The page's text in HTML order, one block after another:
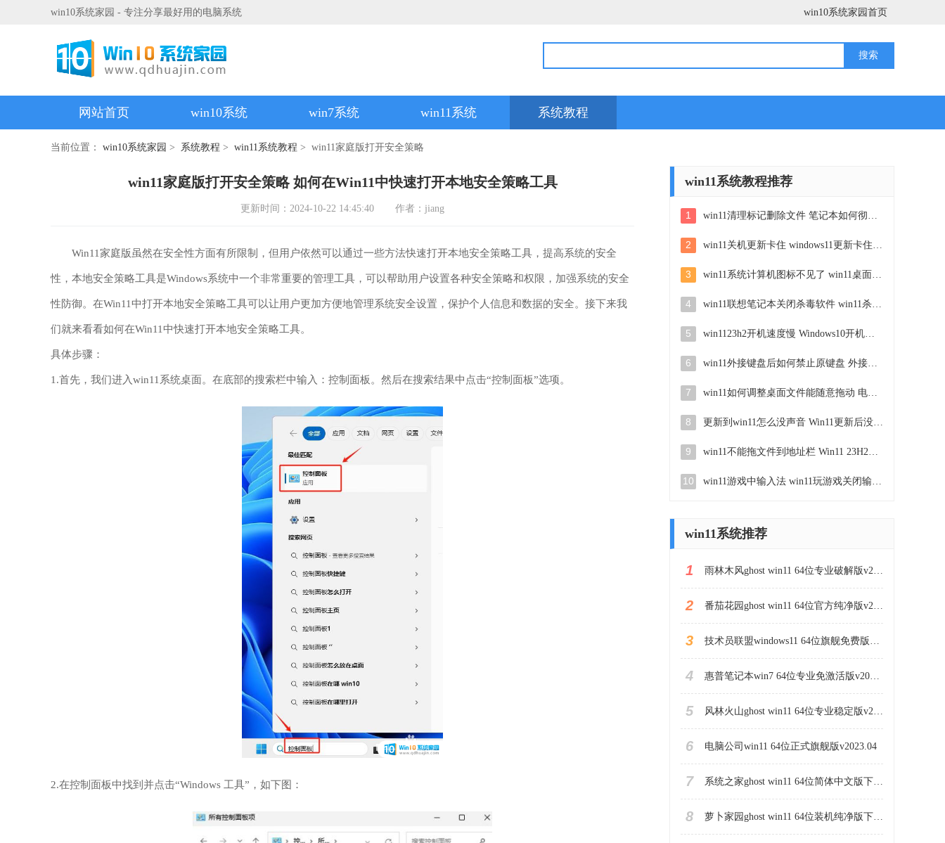
win10系统家园 - 专注分享最好用的电脑系统 win10系统家园首页
网站首页 win10系统 win7系统 win11系统 系统教程
当前位置： win10系统家园 > 系统教程 > win11系统教程 > win11家庭版打开安全策略
win11家庭版打开安全策略 如何在Win11中快速打开本地安全策略工具
更新时间：2024-10-22 14:45:40 作者：jiang
Win11家庭版虽然在安全性方面有所限制，但用户依然可以通过一些方法快速打开本地安全策略工具，提高系统的安全
性，本地安全策略工具是Windows系统中一个非常重要的管理工具，可以帮助用户设置各种安全策略和权限，加强系统的安全
性防御。在Win11中打开本地安全策略工具可以让用户更加方便地管理系统安全设置，保护个人信息和数据的安全。接下来我
们就来看看如何在Win11中快速打开本地安全策略工具。
具体步骤：
1.首先，我们进入win11系统桌面。在底部的搜索栏中输入：控制面板。然后在搜索结果中点击“控制面板”选项。
2.在控制面板中找到并点击“Windows 工具”，如下图：
win11系统教程推荐
1 win11清理标记删除文件 笔记本如何彻底删除文件
2 win11关机更新卡住 windows11更新卡住怎么办
3 win11系统计算机图标不见了 win11桌面图标不见了找回方法
4 win11联想笔记本关闭杀毒软件 win11杀毒软件如何关闭
5 win1123h2开机速度慢 Windows10开机慢解决方法
6 win11外接键盘后如何禁止原键盘 外接键盘后如何停用笔记本键盘
7 win11如何调整桌面文件能随意拖动 电脑桌面图标拖动功能
8 更新到win11怎么没声音 Win11更新后没有声音的解决方案
9 win11不能拖文件到地址栏 Win11 23H2拖拽文件到地址栏无效解决方法
10 win11游戏中输入法 win11玩游戏关闭输入法教程
win11系统推荐
1 雨林木风ghost win11 64位专业破解版v2023.04
2 番茄花园ghost win11 64位官方纯净版v2023.04
3 技术员联盟windows11 64位旗舰免费版v2023.04
4 惠普笔记本win7 64位专业免激活版v2023.04
5 风林火山ghost win11 64位专业稳定版v2023.04
6 电脑公司win11 64位正式旗舰版v2023.04
7 系统之家ghost win11 64位简体中文版下载v2023.04
8 萝卜家园ghost win11 64位装机纯净版下载v2023.04